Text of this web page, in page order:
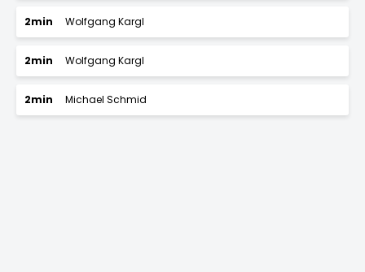
2min Wolfgang Kargl
2min Wolfgang Kargl
2min Michael Schmid